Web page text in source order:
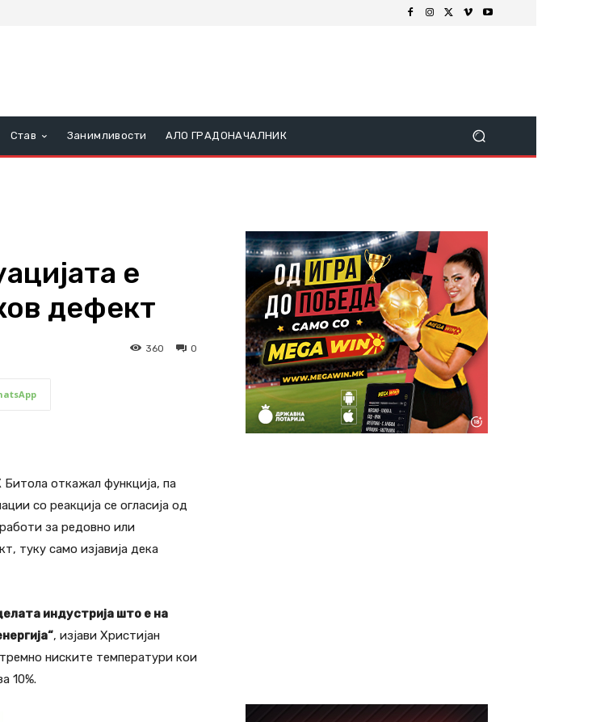
Став Занимливости АЛО ГРАДОНАЧАЛНИК
е
дефект
0
360
откажал функција, па
со реакција се огласија од
за редовно или
туку само изјавија дека
индустрија што е на
, изјави Христијан
ниските температури кои
10%.